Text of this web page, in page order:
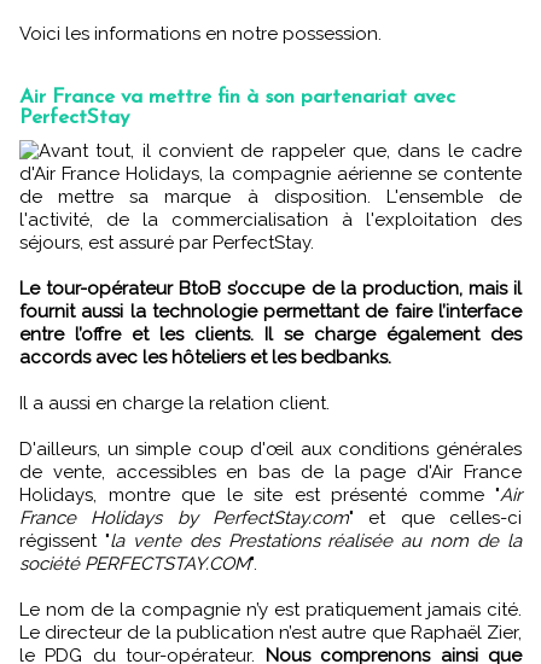
Voici les informations en notre possession.
Air France va mettre fin à son partenariat avec
PerfectStay
Avant tout, il convient de rappeler que, dans le cadre
d'Air France Holidays, la compagnie aérienne se contente
de mettre sa marque à disposition. L'ensemble de
l'activité, de la commercialisation à l'exploitation des
séjours, est assuré par PerfectStay.
Le tour-opérateur BtoB s’occupe de la production, mais il
fournit aussi la technologie permettant de faire l’interface
entre l’offre et les clients. Il se charge également des
accords avec les hôteliers et les bedbanks.
Il a aussi en charge la relation client.
D'ailleurs, un simple coup d'œil aux conditions générales
de vente, accessibles en bas de la page d'Air France
Holidays, montre que le site est présenté comme "Air
France Holidays by PerfectStay.com" et que celles-ci
régissent "la vente des Prestations réalisée au nom de la
société PERFECTSTAY.COM".
Le nom de la compagnie n’y est pratiquement jamais cité.
Le directeur de la publication n’est autre que Raphaël Zier,
le PDG du tour-opérateur. Nous comprenons ainsi que